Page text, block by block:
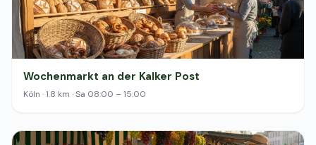
Wochenmarkt an der Kalker Post
Köln · 1.8 km · Sa 08:00 – 15:00